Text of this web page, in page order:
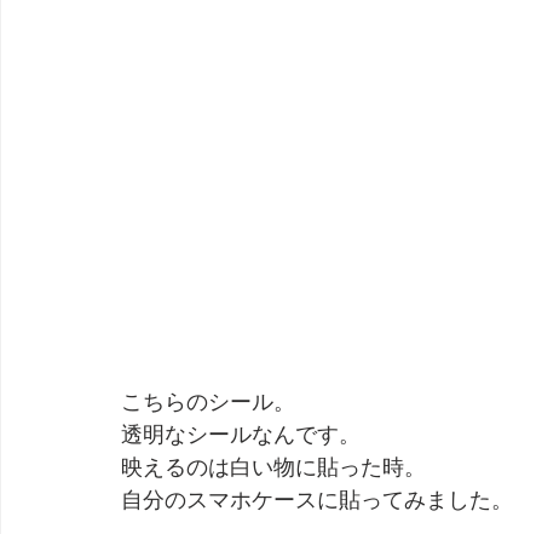
こちらのシール。
透明なシールなんです。
映えるのは白い物に貼った時。
自分のスマホケースに貼ってみました。